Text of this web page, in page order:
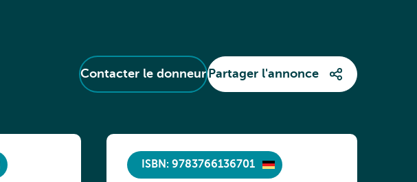
Contacter le donneur Partager l'annonce
ISBN: 9783766136701